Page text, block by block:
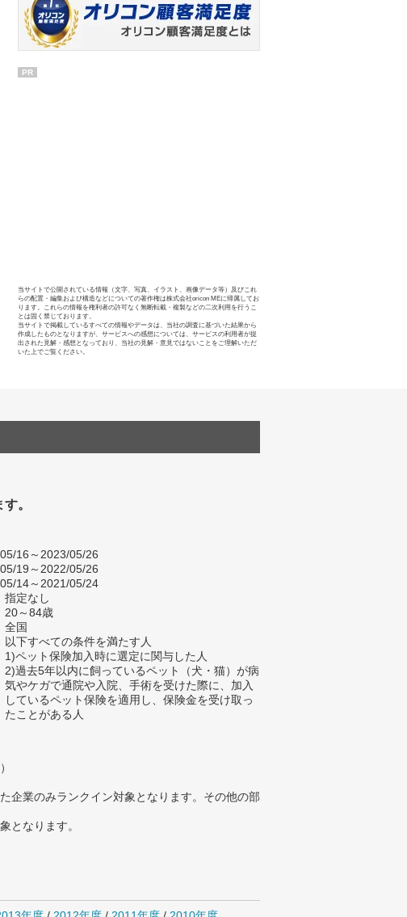
PR
当サイトで公開されている情報（文字、写真、イラスト、画像データ等）及びこれ
らの配置・編集および構造などについての著作権は株式会社oricon MEに帰属してお
ります。これらの情報を権利者の許可なく無断転載・複製などの二次利用を行うこ
とは固く禁じております。
当サイトで掲載しているすべての情報やデータは、当社の調査に基づいた結果から
作成したものとなりますが、サービスへの感想については、サービスの利用者が提
出された見解・感想となっており、当社の見解・意見ではないことをご理解いただ
いた上でご覧ください。
。
16～2023/05/26
19～2022/05/26
14～2021/05/24
指定なし
20～84歳
全国
以下すべての条件を満たす人
1)ペット保険加入時に選定に関与した人
2)過去5年以内に飼っているペット（犬・猫）が病
気やケガで通院や入院、手術を受けた際に、加入
しているペット保険を適用し、保険金を受け取っ
たことがある人
企業のみランクイン対象となります。その他の部
となります。